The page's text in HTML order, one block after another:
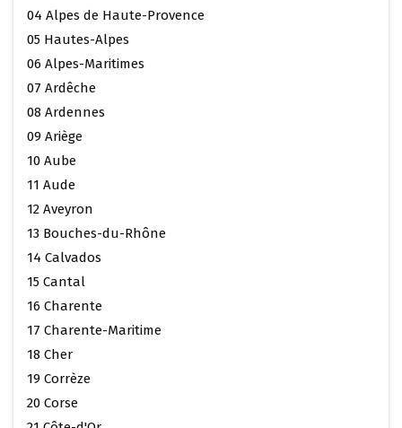
04 Alpes de Haute-Provence
05 Hautes-Alpes
06 Alpes-Maritimes
07 Ardêche
08 Ardennes
09 Ariège
10 Aube
11 Aude
12 Aveyron
13 Bouches-du-Rhône
14 Calvados
15 Cantal
16 Charente
17 Charente-Maritime
18 Cher
19 Corrèze
20 Corse